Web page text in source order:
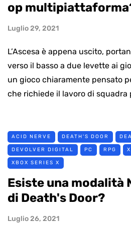
op
Luglio 29, 2021
L’Ascesa è appena uscito,
verso il basso a due levette ai
un gioco chiaramente pensato
che richiede il lavoro di squadra
ACID NERVE DEATH'S DOOR
DEVOLVER DIGITAL PC RPG
XBOX SERIES X
Esiste una modalità
di Death's Door?
Luglio 26, 2021